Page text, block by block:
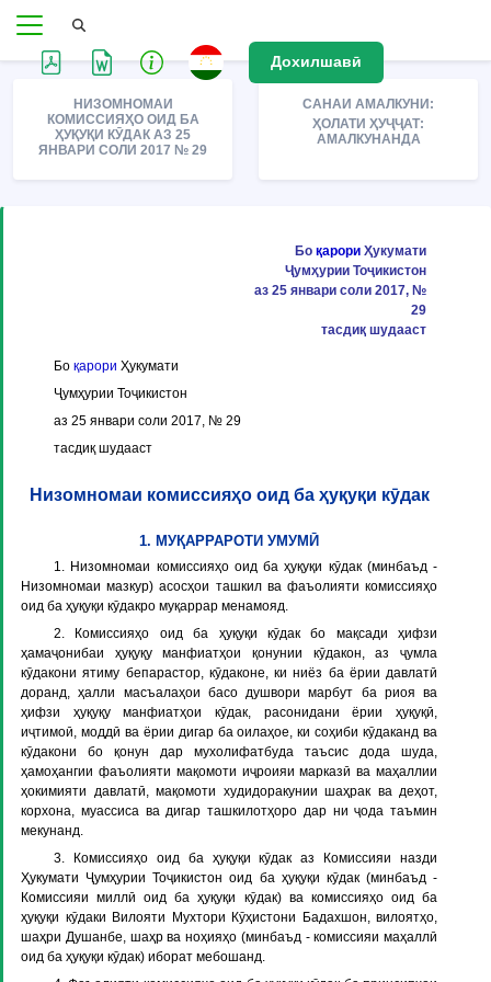
Дохилшавӣ
НИЗОМНОМАИ
КОМИССИЯҲО ОИД БА
ҲУҚУҚИ КӮДАК АЗ 25
ЯНВАРИ СОЛИ 2017 № 29
САНАИ АМАЛКУНИ:
ҲОЛАТИ ҲУҶҶАТ:
АМАЛКУНАНДА
Бо қарори Ҳукумати
Ҷумҳурии Тоҷикистон
аз 25 январи соли 2017, №
29
тасдиқ шудааст
Бо қарори Ҳукумати
Ҷумҳурии Тоҷикистон
аз 25 январи соли 2017, № 29
тасдиқ шудааст
Низомномаи комиссияҳо оид ба ҳуқуқи кӯдак
1. МУҚАРРАРОТИ УМУМӢ
1. Низомномаи комиссияҳо оид ба ҳуқуқи кӯдак (минбаъд -
Низомномаи мазкур) асосҳои ташкил ва фаъолияти комиссияҳо
оид ба ҳуқуқи кӯдакро муқаррар менамояд.
2. Комиссияҳо оид ба ҳуқуқи кӯдак бо мақсади ҳифзи
ҳамаҷонибаи ҳуқуқу манфиатҳои қонунии кӯдакон, аз ҷумла
кӯдакони ятиму бепарастор, кӯдаконе, ки ниёз ба ёрии давлатӣ
доранд, ҳалли масъалаҳои басо душвори марбут ба риоя ва
ҳифзи ҳуқуқу манфиатҳои кӯдак, расонидани ёрии ҳуқуқӣ,
иҷтимоӣ, моддӣ ва ёрии дигар ба оилаҳое, ки соҳиби кӯдаканд ва
кӯдакони бо қонун дар мухолифатбуда таъсис дода шуда,
ҳамоҳангии фаъолияти мақомоти иҷроияи марказӣ ва маҳаллии
ҳокимияти давлатӣ, мақомоти худидоракунии шаҳрак ва деҳот,
корхона, муассиса ва дигар ташкилотҳоро дар ни ҷода таъмин
мекунанд.
3. Комиссияҳо оид ба ҳуқуқи кӯдак аз Комиссияи назди
Ҳукумати Ҷумҳурии Тоҷикистон оид ба ҳуқуқи кӯдак (минбаъд -
Комиссияи миллӣ оид ба ҳуқуқи кӯдак) ва комиссияҳо оид ба
ҳуқуқи кӯдаки Вилояти Мухтори Кӯҳистони Бадахшон, вилоятҳо,
шаҳри Душанбе, шаҳр ва ноҳияҳо (минбаъд - комиссияи маҳаллӣ
оид ба ҳуқуқи кӯдак) иборат мебошанд.